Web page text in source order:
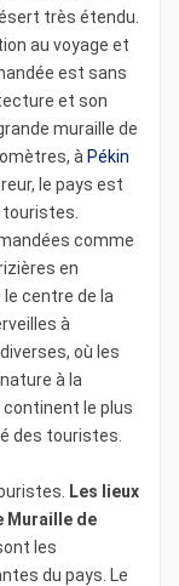
très étendu.
au voyage et
est sans
et son
muraille de
à Pékin
le pays est
comme
en
le centre de la
à
où les
à la
continent le plus
des touristes.
Les lieux
Muraille de
les
du pays. Le